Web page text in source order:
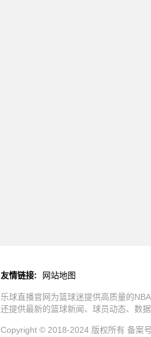
友情链接: 网站地图
乐球直播官网为篮球迷提供高质量的
还提供最新的篮球新闻、球员动态、数
Copyright © 2018-2024 版权所有 备案号